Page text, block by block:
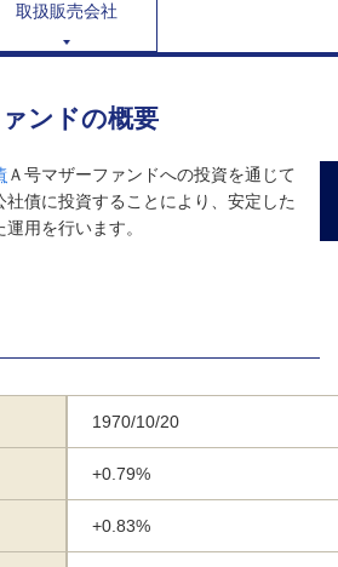
取扱販売会社
ンドの概要
Ａ号マザーファンドへの投資を通じて
社債に投資することにより、安定した
用を行います。
1970/10/20
+0.79%
+0.83%